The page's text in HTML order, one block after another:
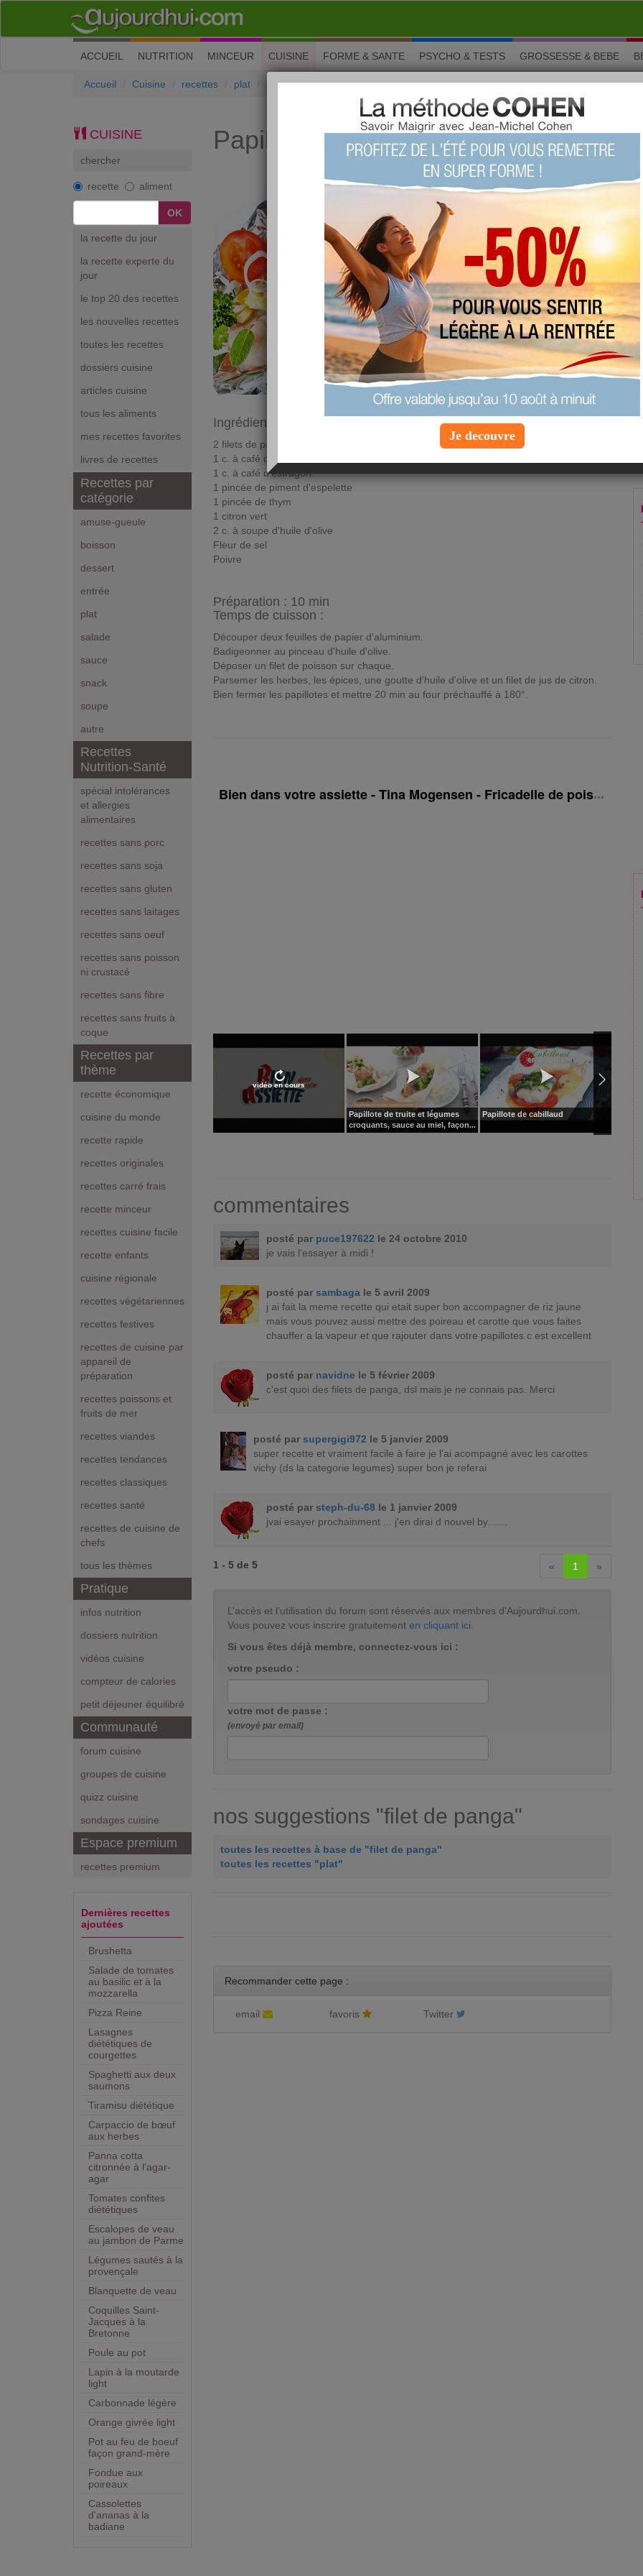
ACCUEIL (current)
NUTRITION MINCEUR CUISINE FORME & SANTE PSYCHO & TESTS GROSSESSE & BEBE
Accueil Cuisine recettes plat Papillote de poisson
CUISINE
chercher
recette aliment
la recette du jour
la recette experte du
jour
le top 20 des recettes
les nouvelles recettes
toutes les recettes
dossiers cuisine
articles cuisine
tous les aliments
mes recettes favorites
livres de recettes
Recettes par
catégorie
amuse-gueule
boisson
dessert
entrée
plat
salade
sauce
snack
soupe
autre
Recettes
Nutrition-Santé
spécial intolérances
et allergies
alimentaires
recettes sans porc
recettes sans soja
recettes sans gluten
recettes sans laitages
recettes sans oeuf
recettes sans poisson
ni crustacé
recettes sans fibre
recettes sans fruits à
coque
Recettes par
thème
recette économique
cuisine du monde
recette rapide
recettes originales
recettes carré frais
recette minceur
recettes cuisine facile
recette enfants
cuisine régionale
recettes végétariennes
recettes festives
recettes de cuisine par
appareil de
préparation
recettes poissons et
fruits de mer
recettes viandes
recettes tendances
recettes classiques
recettes santé
recettes de cuisine de
chefs
tous les thèmes
Pratique
infos nutrition
dossiers nutrition
vidéos cuisine
compteur de calories
petit déjeuner équilibré
Communauté
forum cuisine
groupes de cuisine
quizz cuisine
sondages cuisine
Espace premium
recettes premium
Dernières recettes
ajoutées
Brushetta
Salade de tomates
au basilic et à la
mozzarella
Pizza Reine
Lasagnes
diététiques de
courgettes
Spaghetti aux deux
saumons
Tiramisu diététique
Carpaccio de bœuf
aux herbes
Panna cotta
citronnée à l'agar-
agar
Tomates confites
diététiques
Escalopes de veau
au jambon de Parme
Légumes sautés à la
provençale
Blanquette de veau
Coquilles Saint-
Jacques à la
Bretonne
Poule au pot
Lapin à la moutarde
light
Carbonnade légère
Orange givrée light
Pot au feu de boeuf
façon grand-mère
Fondue aux
poireaux
Cassolettes
d'ananas à la
badiane
Papillote de poisson
Au régime ou pas, une recette de papillote, c'est
toujours bon ! Facile à préparer et en quelques
minutes, vous aurez une succulente papillote de
poisson !
Vous aimez ? Alors notez !
(vue : 42220 fois)
proposée parlyndatan
type :plat
imprimer la fiche recette
ajouter à mes favoris
proposer une recette
Ingrédients pour 2 personnes
2 filets de panga
1 c. à café de curcuma
1 c. à café d'estragon
1 pincée de piment d'espelette
1 pincée de thym
1 citron vert
2 c. à soupe d'huile d'olive
Fleur de sel
Poivre
Préparation : 10 min
Temps de cuisson :
Découper deux feuilles de papier d'aluminium.
Badigeonner au pinceau d'huile d'olive.
Déposer un filet de poisson sur chaque.
Parsemer les herbes, les épices, une goutte d'huile d'olive et un filet de jus de citron.
Bien fermer les papillotes et mettre 20 min au four préchauffé à 180°.
Bien dans votre assiette - Tina Mogensen - Fricadelle de poisson
vidéo en cours
Papillote de truite et légumes
croquants, sauce au miel, façon...
Papillote de cabillaud
commentaires
posté par puce197622 le 24 octobre 2010
je vais l'essayer à midi !
posté par sambaga le 5 avril 2009
j ai fait la meme recette qui etait super bon accompagner de riz jaune
mais vous pouvez aussi mettre des poireau et carotte que vous faites
chauffer a la vapeur et que rajouter dans votre papillotes c est excellent
posté par navidne le 5 février 2009
c'est quoi des filets de panga, dsl mais je ne connais pas. Merci
posté par supergigi972 le 5 janvier 2009
super recette et vraiment facile à faire je l'ai acompagné avec les carottes
vichy (ds la categorie legumes) super bon je referai
posté par steph-du-68 le 1 janvier 2009
jvai esayer prochainment ... j'en dirai d nouvel by.......
1 - 5 de 5 « 1 »
L’accès et l’utilisation du forum sont réservés aux membres d'Aujourdhui.com.
Vous pouvez vous inscrire gratuitement en cliquant ici
Si vous êtes déjà membre, connectez-vous ici :
votre pseudo :
votre mot de passe :
(envoyé par email)
nos suggestions "filet de panga"
toutes les recettes à base de "filet de panga"
toutes les recettes "plat"
Recommander cette page :
email favoris Twitter
Je decouvre